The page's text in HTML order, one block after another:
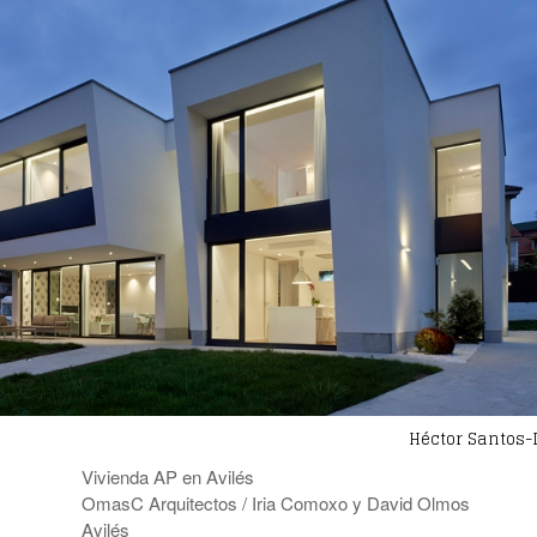
Héctor Santos-
Vivienda AP en Avilés
OmasC Arquitectos / Iria Comoxo y David Olmos
Avilés